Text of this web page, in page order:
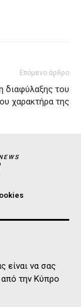
Επόμενο άρθρο
διαφύλαξης του
χαρακτήρα της
είναι να σας
από την Κύπρο